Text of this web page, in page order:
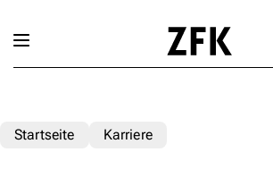
Startseite Karriere